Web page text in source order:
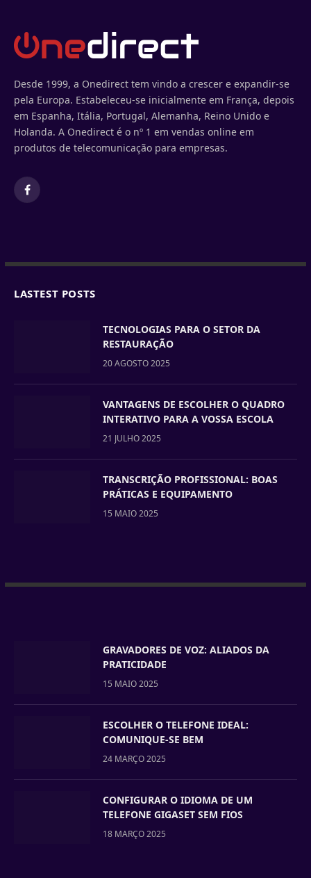
Desde 1999, a Onedirect tem vindo a crescer e expandir-se
pela Europa. Estabeleceu-se inicialmente em França, depois
em Espanha, Itália, Portugal, Alemanha, Reino Unido e
Holanda. A Onedirect é o nº 1 em vendas online em
produtos de telecomunicação para empresas.
Facebook
LASTEST POSTS
TECNOLOGIAS PARA O SETOR DA
RESTAURAÇÃO
20 AGOSTO 2025
VANTAGENS DE ESCOLHER O QUADRO
INTERATIVO PARA A VOSSA ESCOLA
21 JULHO 2025
TRANSCRIÇÃO PROFISSIONAL: BOAS
PRÁTICAS E EQUIPAMENTO
15 MAIO 2025
GRAVADORES DE VOZ: ALIADOS DA
PRATICIDADE
15 MAIO 2025
ESCOLHER O TELEFONE IDEAL:
COMUNIQUE-SE BEM
24 MARÇO 2025
CONFIGURAR O IDIOMA DE UM
TELEFONE GIGASET SEM FIOS
18 MARÇO 2025